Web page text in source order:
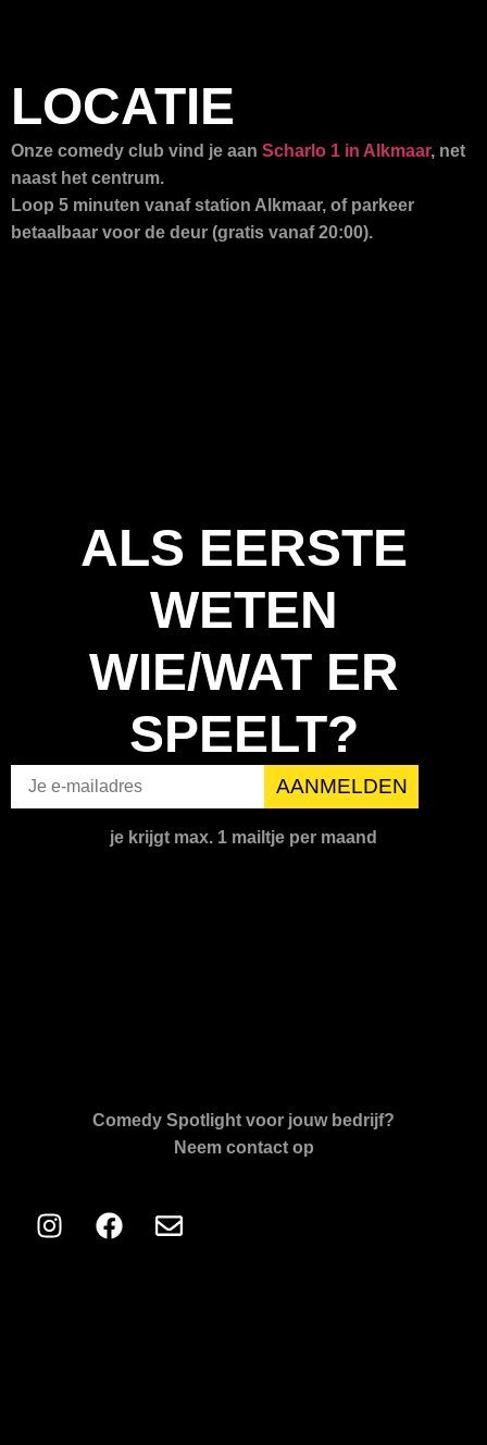
LOCATIE
Onze comedy club vind je aan Scharlo 1 in Alkmaar, net
naast het centrum.
Loop 5 minuten vanaf station Alkmaar, of parkeer
betaalbaar voor de deur (gratis vanaf 20:00).
ALS EERSTE
WETEN
WIE/WAT ER
SPEELT?
je krijgt max. 1 mailtje per maand
Comedy Spotlight voor jouw bedrijf?
Neem contact op